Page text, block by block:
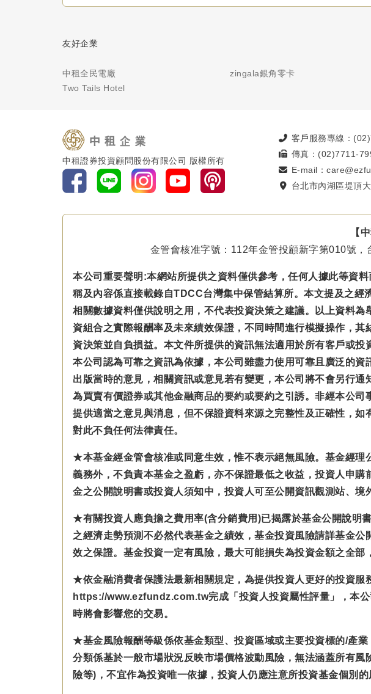
友好企業
中租全民電廠 zingala銀角零卡
Two Tails Hotel
中租證券投資顧問股份有限公司 版權所有
客戶服務專線：
傳真：(02)7711-
E-mail：
台北市內湖區堤頂
【
金管會核准字號：112年金管投顧新字第010號
本公司重要聲明:本網站所提供之資料僅供參考，任何人據此等資
稱及內容係直接載錄自TDCC台灣集中保管結算所。本文提及之
相關數據資料僅供說明之用，不代表投資決策之建議。以上資料
資組合之實際報酬率及未來績效保證，不同時間進行模擬操作，
資決策並自負損益。本文件所提供的資訊無法適用於所有客戶或
本公司認為可靠之資訊為依據，本公司雖盡力使用可靠且廣泛的
出版當時的意見，相關資訊或意見若有變更，本公司將不會另行
為買賣有價證券或其他金融商品的要約或要約之引誘。非經本公
提供適當之意見與消息，但不保證資料來源之完整性及正確性，
對此不負任何法律責任。
★本基金經金管會核准或同意生效，惟不表示絕無風險。基金經
義務外，不負責本基金之盈虧，亦不保證最低之收益，投資人申
金之公開說明書或投資人須知中，投資人可至公開資訊觀測站、
★有關投資人應負擔之費用率(含分銷費用)已揭露於基金公開說明
之經濟走勢預測不必然代表基金之績效，基金投資風險請詳基金
效之保證。基金投資一定有風險，最大可能損失為投資金額之全部
★依金融消費者保護法最新相關規定，為提供投資人更好的投資
https://www.ezfundz.com.tw完成「投資人投資屬性評量」，本
時將會影響您的交易。
★基金風險報酬等級係依基金類型、投資區域或主要投資標的/產
分類係基於一般市場狀況反映市場價格波動風險，無法涵蓋所有
險等)，不宜作為投資唯一依據，投資人仍應注意所投資基金個別